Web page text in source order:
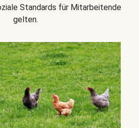
Standards für Mitarbeitende
gelten.